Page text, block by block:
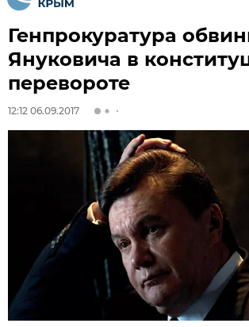
Генпрокуратура
Януковича в
перевороте
12:12 06.09.2017